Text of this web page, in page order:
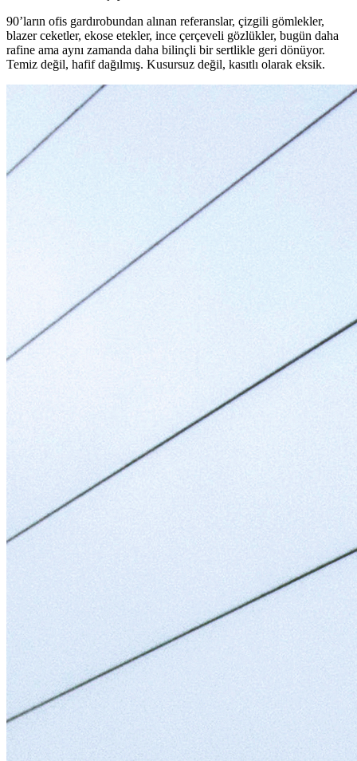
90’ların ofis gardırobundan alınan referanslar, çizgili gömlekler,
blazer ceketler, ekose etekler, ince çerçeveli gözlükler, bugün daha
rafine ama aynı zamanda daha bilinçli bir sertlikle geri dönüyor.
Temiz değil, hafif dağılmış. Kusursuz değil, kasıtlı olarak eksik.